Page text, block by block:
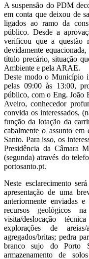
A suspensão do PDM
em conta que deixou de
ligados ao ramo da
público. Desde a
verificou que a questão
devidamente
título precário, situação
Ambiente e pela ARAE.
Deste modo o Município
pelas 09:00 às 13:00,
público, com o Eng. João
Aveiro, conhecedor
convida os interessados,
função da lotação da
cabalmente o assunto
Santo. Para isso, os
Presidência da Câmara
(segunda) através do
portosanto.pt.
Neste esclarecimento
apresentação de uma
anteriormente enviadas
recursos geológicos
visita/deslocação
explorações de
agregados/britas; pedra
branco sujo do Porto
armazenamento de